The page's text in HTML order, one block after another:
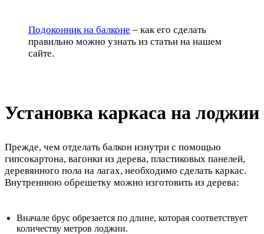
Подоконник на балконе – как его сделать
правильно можно узнать из статьи на нашем
сайте.
Установка каркаса на лоджии
Прежде, чем отделать балкон изнутри с помощью
гипсокартона, вагонки из дерева, пластиковых панелей,
деревянного пола на лагах, необходимо сделать каркас.
Внутреннюю обрешетку можно изготовить из дерева:
Вначале брус обрезается по длине, которая соответствует
количеству метров лоджии.